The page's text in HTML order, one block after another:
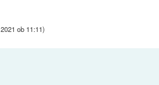
ob 11:11)